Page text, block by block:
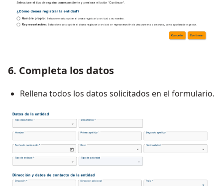
6. Completa los datos
Rellena todos los datos solicitados en el formulario.